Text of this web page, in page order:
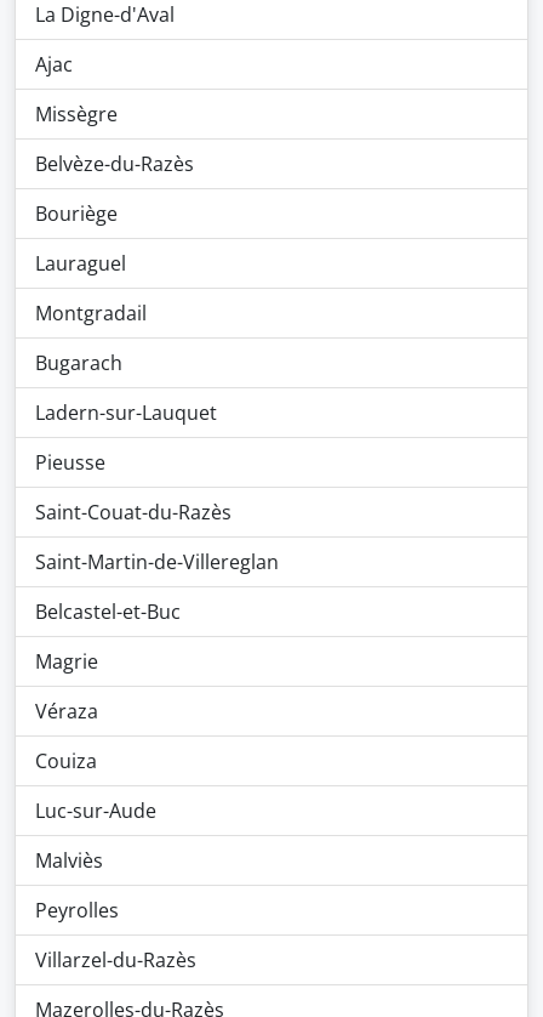
La Digne-d'Aval
Ajac
Missègre
Belvèze-du-Razès
Bouriège
Lauraguel
Montgradail
Bugarach
Ladern-sur-Lauquet
Pieusse
Saint-Couat-du-Razès
Saint-Martin-de-Villereglan
Belcastel-et-Buc
Magrie
Véraza
Couiza
Luc-sur-Aude
Malviès
Peyrolles
Villarzel-du-Razès
Mazerolles-du-Razès